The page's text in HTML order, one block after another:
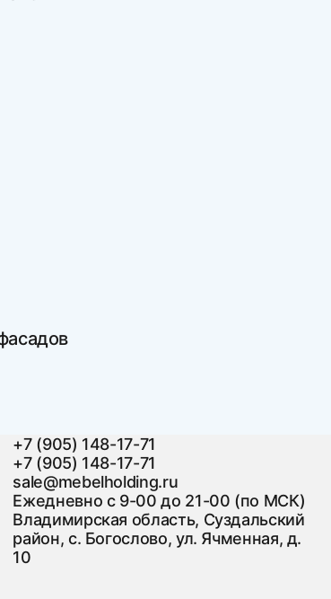
+7 (905) 148-17-71
+7 (905) 148-17-71
sale@mebelholding.ru
Ежедневно с 9-00 до 21-00 (по МСК)
Владимирская область, Суздальский
район, с. Богослово, ул. Ячменная, д.
10